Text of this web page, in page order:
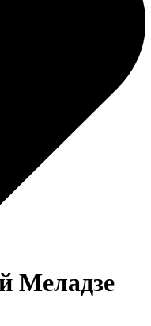
Меладзе